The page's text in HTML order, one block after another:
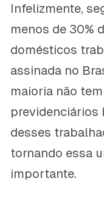
Infelizmente,
menos de 30%
domésticos
assinada no
maioria não
previdenciários
desses
tornando essa
importante.